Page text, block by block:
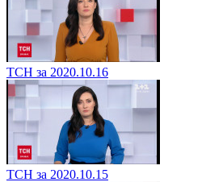
ТСН за 2020.10.16
ТСН за 2020.10.15